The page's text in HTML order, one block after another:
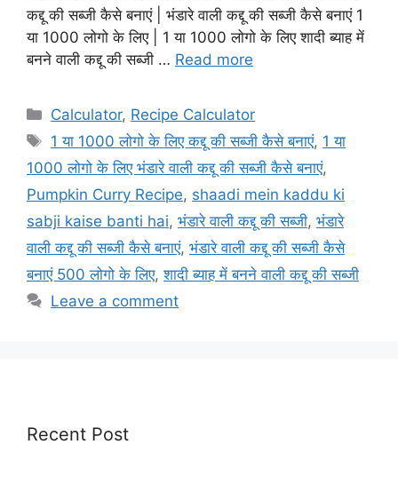
कद्दू की सब्जी कैसे बनाएं | भंडारे वाली कद्दू की सब्जी कैसे बनाएं 1
या 1000 लोगो के लिए | 1 या 1000 लोगो के लिए शादी ब्याह में
बनने वाली कद्दू की सब्जी … Read more
Categories
Calculator, Recipe Calculator
Tags
1 या 1000 लोगो के लिए कद्दू की सब्जी कैसे बनाएं, 1 या
1000 लोगो के लिए भंडारे वाली कद्दू की सब्जी कैसे बनाएं,
Pumpkin Curry Recipe, shaadi mein kaddu ki
sabji kaise banti hai, भंडारे वाली कद्दू की सब्जी, भंडारे
वाली कद्दू की सब्जी कैसे बनाएं, भंडारे वाली कद्दू की सब्जी कैसे
बनाएं 500 लोगो के लिए,शादी ब्याह में बनने वाली कद्दू की सब्जी
Leave a comment
Recent Post